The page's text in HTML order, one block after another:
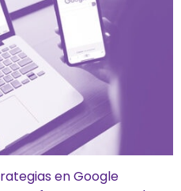
en Google